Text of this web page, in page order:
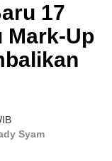
17
Mark-Up
Syam